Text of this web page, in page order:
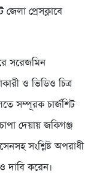
প্রেসক্লাবে
সরেজমিন
ও ভিডিও চিত্র
সম্পূরক চার্জশিট
দেয়ায় জকিগঞ্জ
সংশ্লিষ্ট অপরাধী
দাবি করেন।